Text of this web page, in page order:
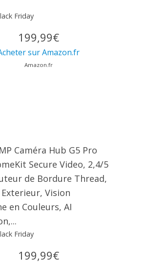
Friday
199,99€
sur Amazon.fr
Amazon.fr
Caméra Hub G5 Pro
Secure Video, 2,4/5
de Bordure Thread,
Vision
en Couleurs, AI
Friday
199,99€